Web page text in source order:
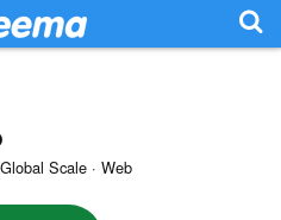
Scale · Web